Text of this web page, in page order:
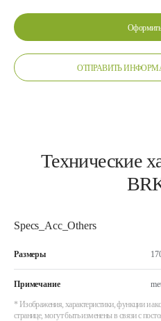
Оформить
ОТПРАВИТЬ
Технические
Specs_Acc_Others
Размеры
Примечание
* Изображения, характеристики, функции и
странице, могут быть изменены в связи с